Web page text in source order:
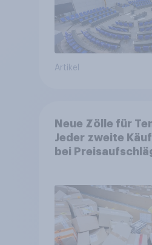
Artikel
Neue Zölle für
Jeder zweite
bei